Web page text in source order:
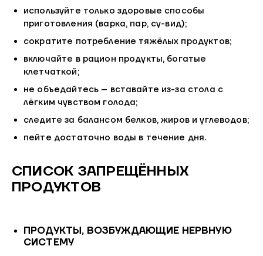
используйте только здоровые способы
приготовления (варка, пар, су-вид);
сократите потребление тяжёлых продуктов;
включайте в рацион продукты, богатые
клетчаткой;
не объедайтесь – вставайте из-за стола с
лёгким чувством голода;
следите за балансом белков, жиров и углеводов;
пейте достаточно воды в течение дня.
СПИСОК ЗАПРЕЩЁННЫХ
ПРОДУКТОВ
ПРОДУКТЫ, ВОЗБУЖДАЮЩИЕ НЕРВНУЮ
СИСТЕМУ